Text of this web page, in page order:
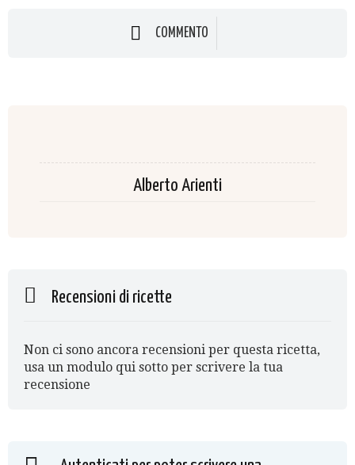
COMMENTO
Alberto Arienti
Recensioni di ricette
Non ci sono ancora recensioni per questa ricetta,
usa un modulo qui sotto per scrivere la tua
recensione